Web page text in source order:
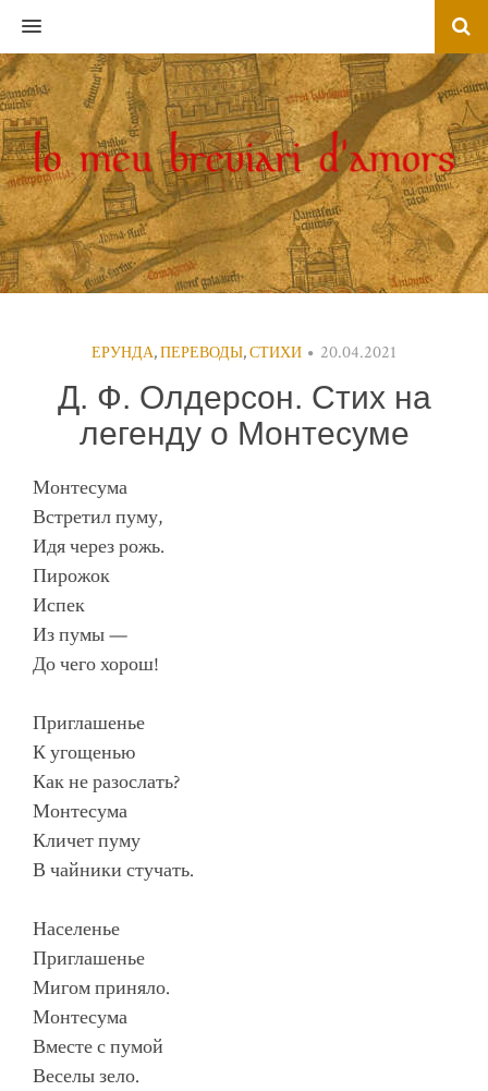
MENU
ЕРУНДА,ПЕРЕВОДЫ,СТИХИ 20.04.2021
Д. Ф. Олдерсон. Стих на
легенду о Монтесуме
Монтесума
Встретил пуму,
Идя через рожь.
Пирожок
Испек
Из пумы —
До чего хорош!
Приглашенье
К угощенью
Как не разослать?
Монтесума
Кличет пуму
В чайники стучать.
Населенье
Приглашенье
Мигом приняло.
Монтесума
Вместе с пумой
Веселы зело.